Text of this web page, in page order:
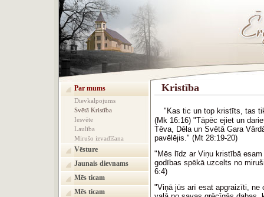
Par mums
Dievkalpojums
Svētā Kristība
Iesvēte
Laulība
Mirušo izvadīšana
Vēsture
Jaunais dievnams
Mēs ticam
Mēs ticam
Kristība
" Kas tic un top kristīts, tas
(Mk 16:16) "Tāpēc ejiet un
Tēva, Dēla un Svētā Gara
pavēlējis." (Mt 28:19-20)
"Mēs līdz ar Viņu kristībā
godības spēkā uzcelts no
6:4)
‍"Viņā jūs arī esat apgraizīti, ne